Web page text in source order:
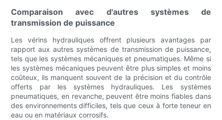
Comparaison avec d'autres systèmes de
transmission de puissance
Les vérins hydrauliques offrent plusieurs avantages par
rapport aux autres systèmes de transmission de puissance,
tels que les systèmes mécaniques et pneumatiques. Même si
les systèmes mécaniques peuvent être plus simples et moins
coûteux, ils manquent souvent de la précision et du contrôle
offerts par les systèmes hydrauliques. Les systèmes
pneumatiques, en revanche, peuvent être moins fiables dans
des environnements difficiles, tels que ceux à forte teneur en
eau ou en matériaux corrosifs.